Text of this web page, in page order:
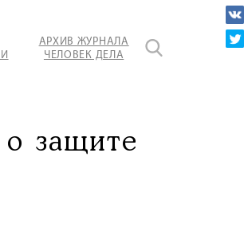
АРХИВ ЖУРНАЛА
ЧЕЛОВЕК ДЕЛА
о защите